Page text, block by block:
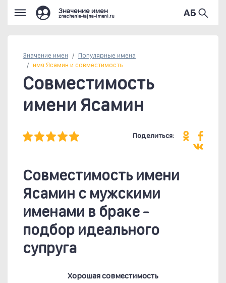
Значение имен
znachenie-tajna-imeni.ru
Значение имен Популярные имена
имя Ясамин и совместимость
Совместимость
имени Ясамин
Поделиться:
Совместимость имени
Ясамин c мужскими
именами в браке -
подбор идеального
супруга
Хорошая совместимость